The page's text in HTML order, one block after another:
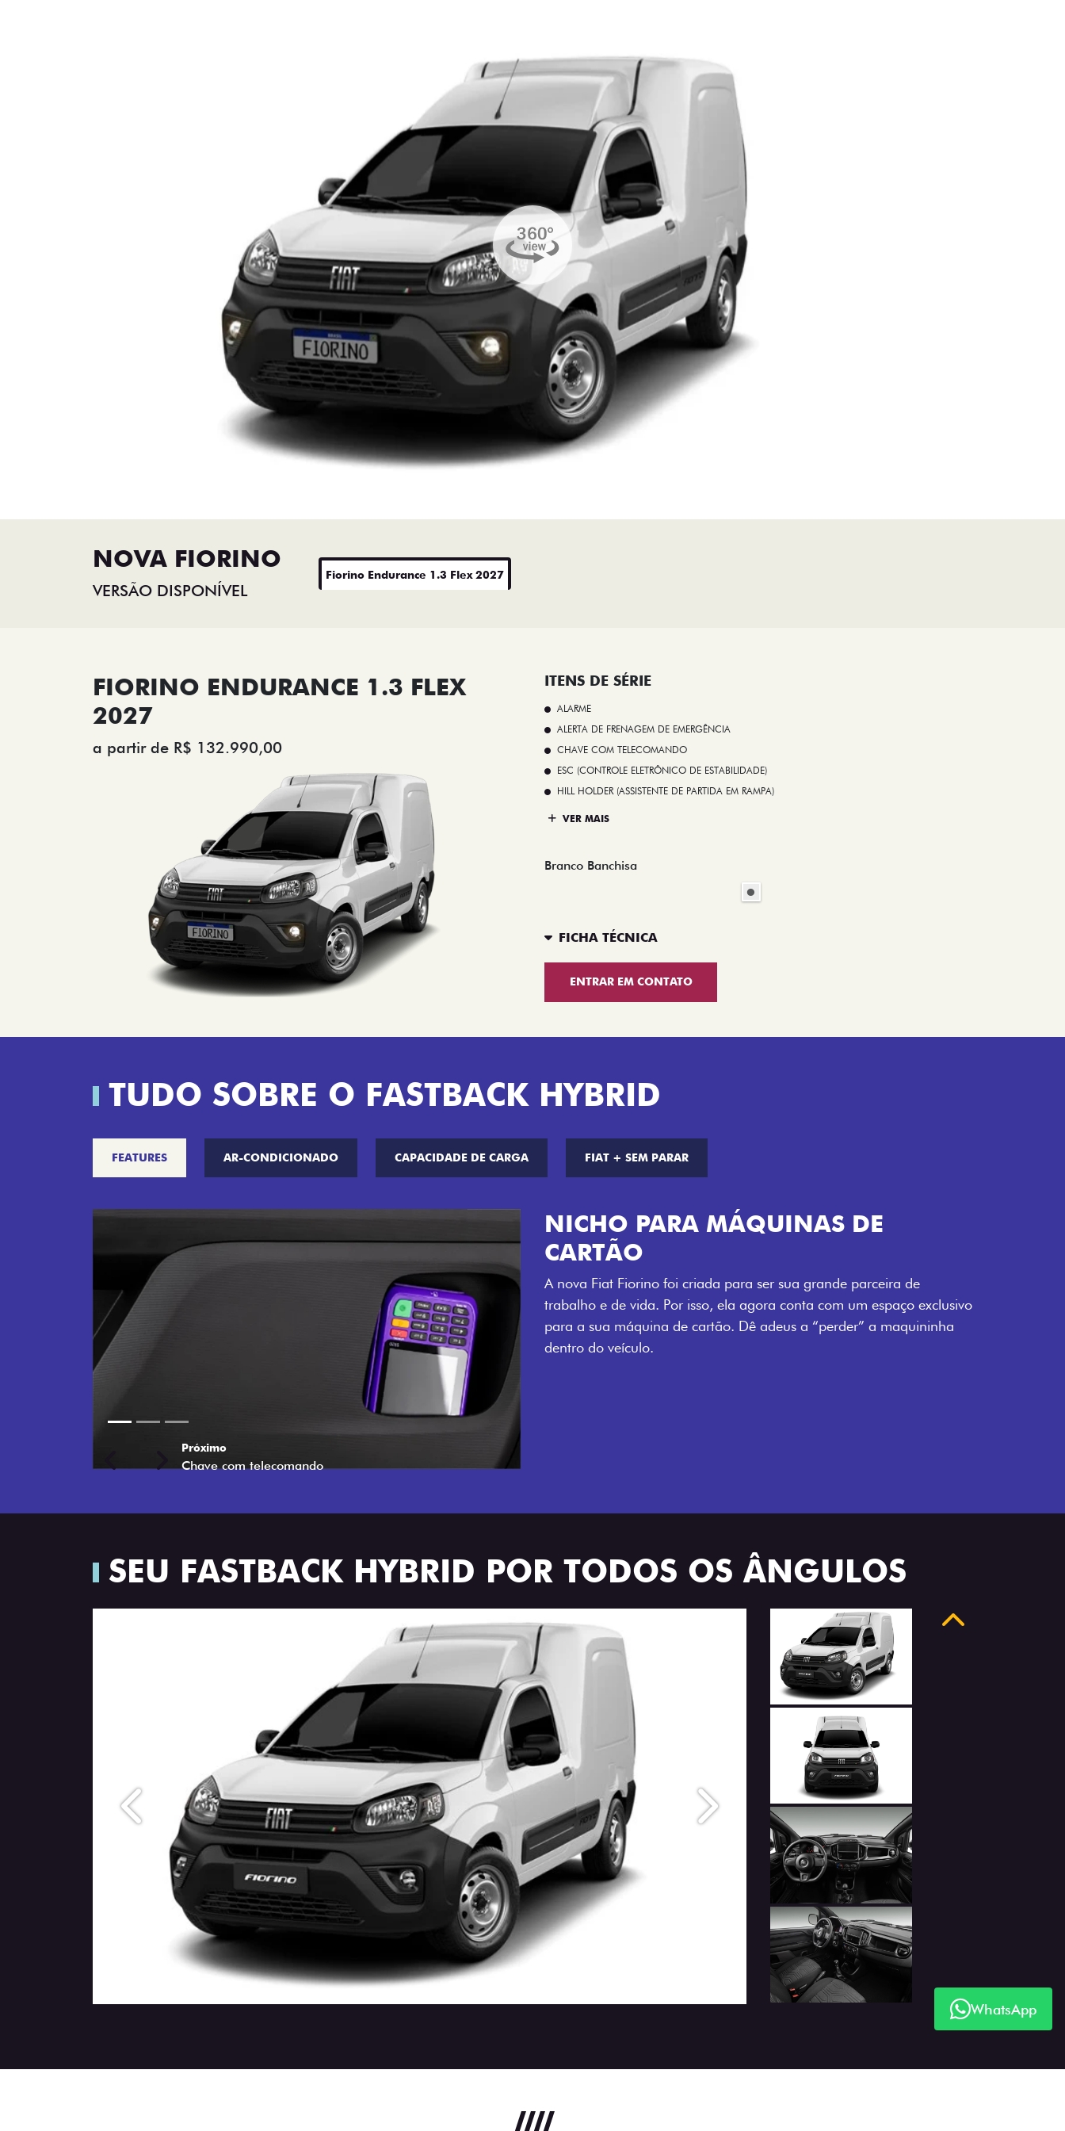
NOVA FIORINO
VERSÃO DISPONÍVEL
Fiorino Endurance 1.3 Flex 2027
FIORINO ENDURANCE 1.3 FLEX
2027
a partir de R$ 132.990,00
ITENS DE SÉRIE
ALARME
ALERTA DE FRENAGEM DE EMERGÊNCIA
CHAVE COM TELECOMANDO
ESC (CONTROLE ELETRÔNICO DE ESTABILIDADE)
HILL HOLDER (ASSISTENTE DE PARTIDA EM RAMPA)
VER MAIS
Branco Banchisa
FICHA TÉCNICA
ENTRAR EM CONTATO
TUDO SOBRE O FASTBACK HYBRID
FEATURES AR-CONDICIONADO CAPACIDADE DE CARGA FIAT + SEM PARAR
CHAVE COM TELECOMANDO
Agora, a chave da sua nova Fiorino pode abrir o veículo também à
distância, e não mais somente pela fechadura. São detalhes como
esse que trazem ainda mais fluidez para o seu dia de trabalho.
Próximo
Porta-luvas com iluminação
Next
SEU FASTBACK HYBRID POR TODOS OS ÂNGULOS
Anterior Próximo
Anterior
Próximo
WhatsApp